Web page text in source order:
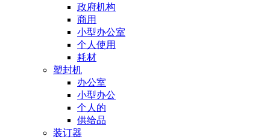
政府机构
商用
小型办公室
个人使用
耗材
塑封机
办公室
小型办公
个人的
供给品
装订器